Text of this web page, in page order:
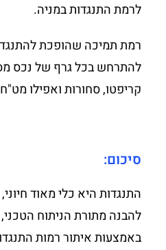
לרמת התנגדות במניה.
רמת תמיכה שהופכת
להתרחש בכל גרף של נכס
קריפטו, סחורות ואפילו
סיכום:
התנגדות היא כלי מאוד
להבנה מתורת הניתוח הטכני,
באמצעות איתור רמות